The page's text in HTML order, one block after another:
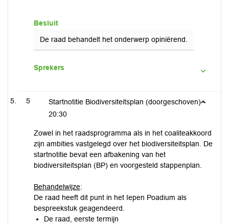
Besluit
De raad behandelt het onderwerp opiniërend.
Sprekers
5
Startnotitie Biodiversiteitsplan (doorgeschoven) -
20:30
Zowel in het raadsprogramma als in het coaliteakkoord
zijn ambities vastgelegd over het biodiversiteitsplan. De
startnotitie bevat een afbakening van het
biodiversiteitsplan (BP) en voorgesteld stappenplan.
Behandelwijze:
De raad heeft dit punt in het Iepen Poadium als
bespreekstuk geagendeerd.
De raad, eerste termijn